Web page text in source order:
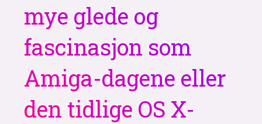
mye glede og
fascinasjon som
Amiga-dagene eller
den tidlige OS X-